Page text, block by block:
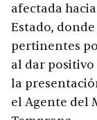
afectada
Estado,
pertinentes
al dar positivo
la
el Agente del